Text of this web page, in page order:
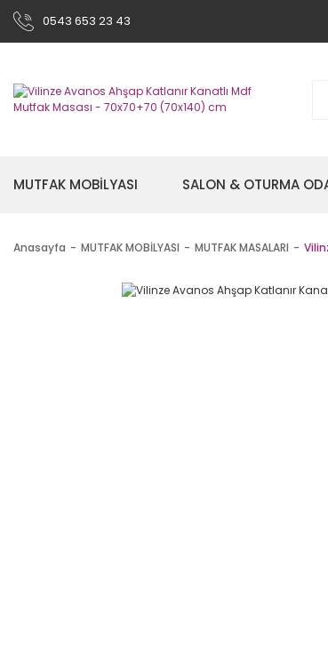
0543 653 23 43
MUTFAK MOBİLYASI SALON & OTURMA
Anasayfa MUTFAK MOBİLYASI MUTFAK MASALARI